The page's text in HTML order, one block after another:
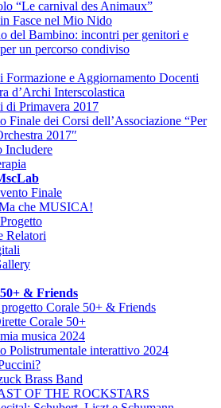
“Le carnival des Animaux”
Fasce nel Mio Nido
del Bambino: incontri per genitori e
un percorso condiviso
Formazione e Aggiornamento Docenti
d’Archi Interscolastica
di Primavera 2017
Finale dei Corsi dell’Associazione “Per
2017″
Includere
Finale
che MUSICA!
Relatori
& Friends
Corale 50+ & Friends
Corale 50+
musica 2024
Polistrumentale interattivo 2024
Brass Band
OF THE ROCKSTARS